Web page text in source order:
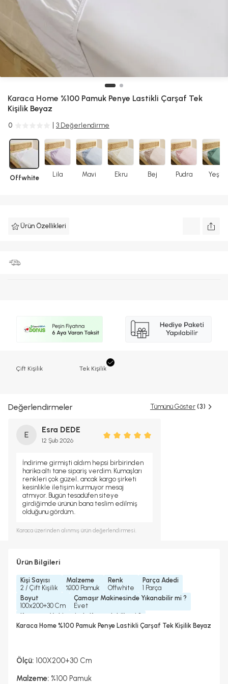
Karaca Home %100 Pamuk Penye Lastikli Çarşaf Tek
Kişilik Beyaz
0 3 Değerlendirme
Offwhite Lila Mavi Ekru Bej Pudra Yeşil
Ürün Özellikleri
Çift Kişilik Tek Kişilik
Değerlendirmeler Tümünü Göster (3)
E
Esra DEDE
12 Şub 2026
İndirime girmişti aldım hepsi birbirinden
harika altı tane sipariş verdim. Kumaşları
renkleri çok güzel.. ancak kargo şirketi
kesinlikle iletişim kurmuyor mesaj
atmıyor. Bugün tesadüfen siteye
girdiğimde ürünün bana teslim edilmiş
olduğunu gördüm..
Karaca üzerinden alınmış ürün değerlendirmesi.
Ürün Bilgileri
Kişi Sayısı
2 / Çift Kişilik
Malzeme
%100 Pamuk
Renk
Offwhite
Parça Adedi
1 Parça
Boyut
100x200+30 Cm
Çamaşır Makinesinde Yıkanabilir mi ?
Evet
Kurutma Makinesinde Kurutulabilir mi ?
Hayır
Karaca Home %100 Pamuk Penye Lastikli Çarşaf Tek Kişilik Beyaz
Ölçü: 100X200+30 Cm
Malzeme: %100 Pamuk